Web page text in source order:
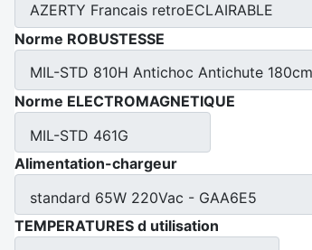
AZERTY Francais retroECLAIRABLE
Norme ROBUSTESSE
MIL-STD 810H Antichoc Antichute 180cm
Norme ELECTROMAGNETIQUE
MIL-STD 461G
Alimentation-chargeur
standard 65W 220Vac - GAA6E5
TEMPERATURES d utilisation